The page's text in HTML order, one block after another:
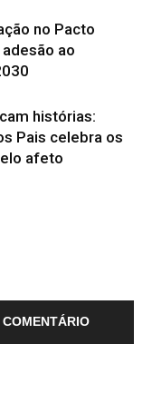
no Pacto
ao
histórias:
Pais celebra os
afeto